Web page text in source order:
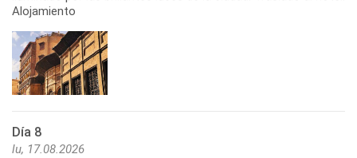
Alojamiento
Día 8
lu, 17.08.2026